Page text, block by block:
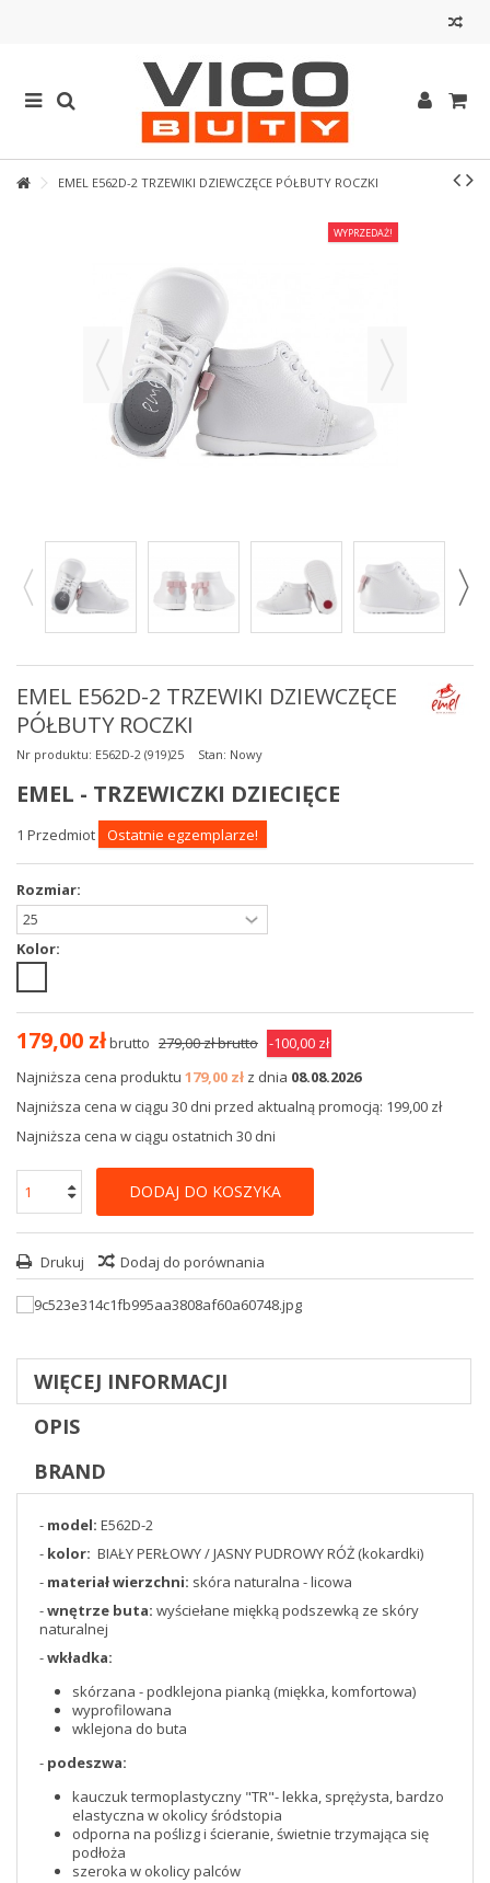
EMEL E562D-2 TRZEWIKI DZIEWCZĘCE PÓŁBUTY ROCZKI
WYPRZEDAŻ!
EMEL E562D-2 TRZEWIKI DZIEWCZĘCE
PÓŁBUTY ROCZKI
Nr produktu: E562D-2 (919)25 Stan: Nowy
EMEL - TRZEWICZKI DZIECIĘCE
1 Przedmiot Ostatnie egzemplarze!
Rozmiar:
Kolor:
179,00 złbrutto 279,00 złbrutto -100,00 zł
Najniższa cena produktu 179,00 zł z dnia 08.08.2026
Najniższa cena w ciągu 30 dni przed aktualną promocją: 199,00 zł
Najniższa cena w ciągu ostatnich 30 dni
DODAJ DO KOSZYKA
Drukuj Dodaj do porównania
WIĘCEJ INFORMACJI
OPIS
BRAND
- model: E562D-2
- kolor: BIAŁY PERŁOWY / JASNY PUDROWY RÓŻ (kokardki)
- materiał wierzchni: skóra naturalna - licowa
-wnętrze buta: wyściełane miękką podszewką ze skóry
naturalnej
-wkładka:
skórzana - podklejona pianką (miękka, komfortowa)
wyprofilowana
wklejona do buta
- podeszwa:
kauczuk termoplastyczny "TR"- lekka, sprężysta, bardzo
elastyczna w okolicy śródstopia
odporna na poślizg i ścieranie, świetnie trzymająca się
podłoża
szeroka w okolicy palców